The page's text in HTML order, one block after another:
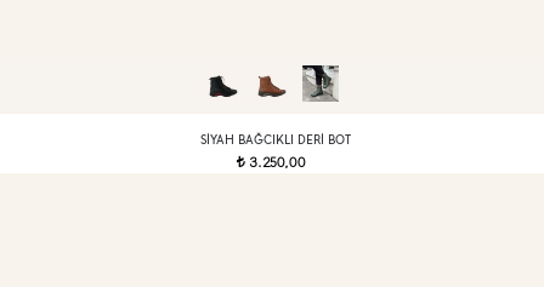
SIYAH BAĞCIKLI DERI BOT
t3.250,00